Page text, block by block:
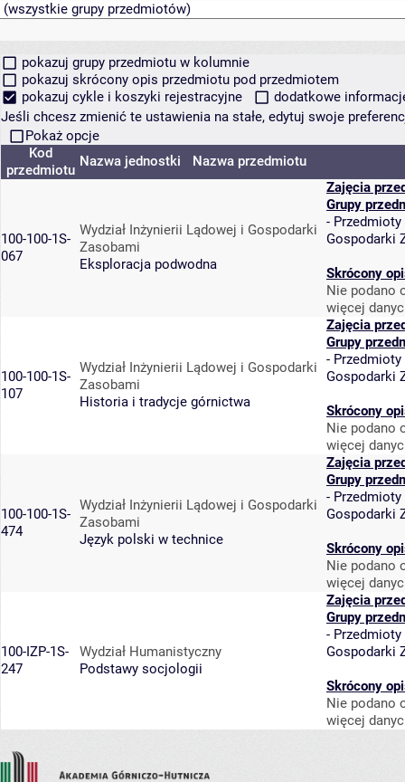
pokazuj grupy przedmiotu w kolumnie
pokazuj skrócony opis przedmiotu pod przedmiotem
pokazuj cykle i koszyki rejestracyjne
dodatkowe
Jeśli chcesz zmienić te ustawienia na stałe, edytuj swoje
Pokaż opcje
Kod
przedmiotu
Nazwa jednostki Nazwa przedmiotu
100-100-1S-
067
Wydział Inżynierii Lądowej i Gospodarki
Zasobami
Eksploracja podwodna
Zajęcia
Grupy
- Przedmioty
Gospodarki
Skrócony
Nie podano
więcej
100-100-1S-
107
Wydział Inżynierii Lądowej i Gospodarki
Zasobami
Historia i tradycje górnictwa
Zajęcia
Grupy
- Przedmioty
Gospodarki
Skrócony
Nie podano
więcej
100-100-1S-
474
Wydział Inżynierii Lądowej i Gospodarki
Zasobami
Język polski w technice
Zajęcia
Grupy
- Przedmioty
Gospodarki
Skrócony
Nie podano
więcej
100-IZP-1S-
247
Wydział Humanistyczny
Podstawy socjologii
Zajęcia
Grupy
- Przedmioty
Gospodarki
Skrócony
Nie podano
więcej